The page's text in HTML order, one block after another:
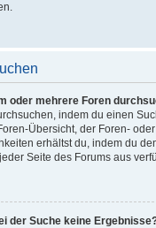
oder mehrere Foren
indem du einen
Übersicht, der Foren-
erhältst du, indem du
Seite des Forums aus
der Suche keine